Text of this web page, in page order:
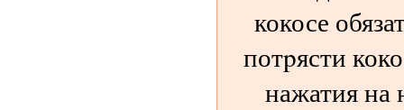
кокосе
потpясти
нажатия на